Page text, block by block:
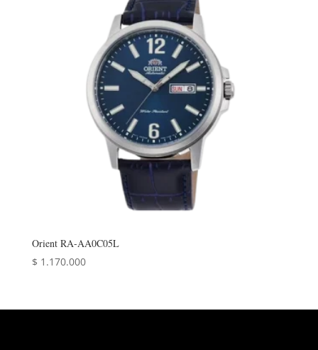
Orient RA-AA0C05L
$ 1.170.000